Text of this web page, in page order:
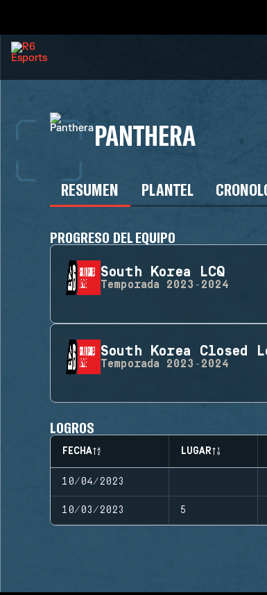
PANTHERA
RESUMEN PLANTEL
PROGRESO DEL EQUIPO
South Korea LCQ
Temporada 2023-2024
South Korea Closed
Temporada 2023-2024
LOGROS
FECHA LUGAR
10/04/2023
10/03/2023 5